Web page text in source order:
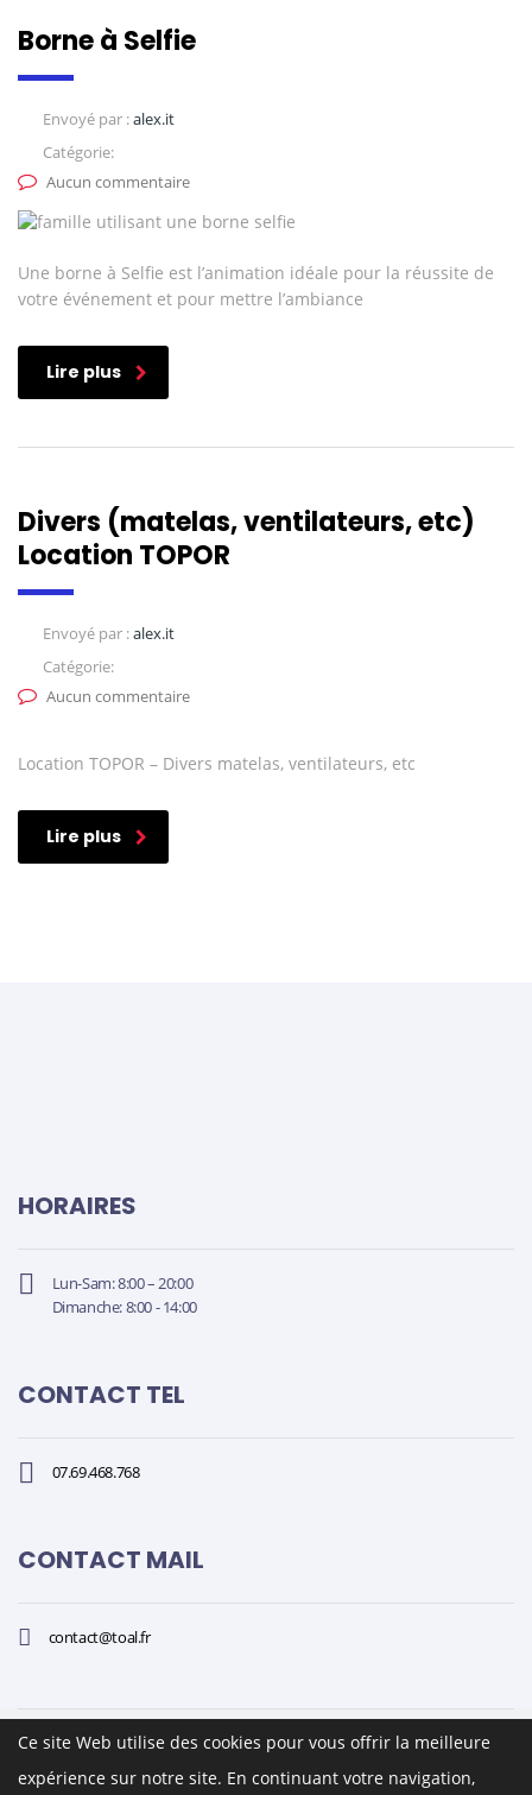
Borne à Selfie
Envoyé par :alex.it
Catégorie:
Aucun commentaire
Une borne à Selfie est l’animation idéale pour la réussite de
votre événement et pour mettre l’ambiance
Lire plus
Divers (matelas, ventilateurs, etc)
Location TOPOR
Envoyé par :alex.it
Catégorie:
Aucun commentaire
Location TOPOR – Divers matelas, ventilateurs, etc
Lire plus
HORAIRES
Lun-Sam: 8:00 – 20:00
Dimanche: 8:00 - 14:00
CONTACT TEL
07.69.468.768
CONTACT MAIL
contact@toal.fr
Ce site Web utilise des cookies pour vous offrir la meilleure
expérience sur notre site. En continuant votre navigation,